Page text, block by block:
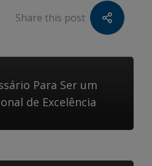
Share this post
Para Ser um
de Excelência